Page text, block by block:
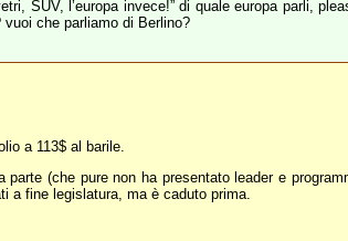
SUV, l’europa invece!” di quale europa parli,
che parliamo di Berlino?
a 113$ al barile.
parte (che pure non ha presentato leader e
a fine legislatura, ma è caduto prima.